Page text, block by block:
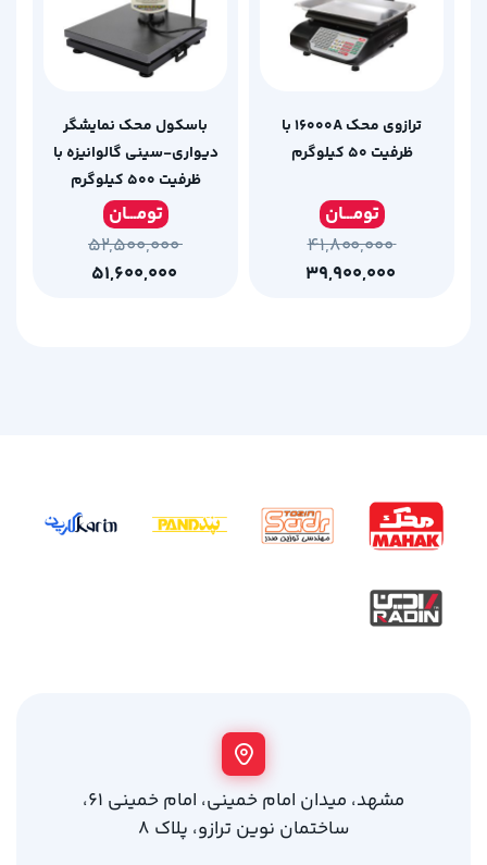
ترازوی محک 16000A با
ظرفیت 50 کیلوگرم
تومـــان
۴۱,۸۰۰,۰۰۰
باسکول محک نمایشگر
دیواری-سینی گالوانیزه با
ظرفیت 500 کیلوگرم
تومـــان
۵۲,۵۰۰,۰۰۰
مشهد، میدان امام خمینی، امام خمینی 61،
ساختمان نوین ترازو، پلاک 8